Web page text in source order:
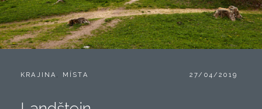
CATEGORIES:
KRAJINA , MÍSTA
POSTED
27/04/2019